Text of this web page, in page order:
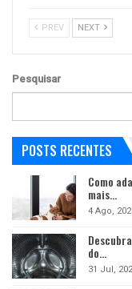
PREV NEXT
Pesquisar
POSTS RECENTES
Como
mais…
4 Ago,
do…
31 Jul,